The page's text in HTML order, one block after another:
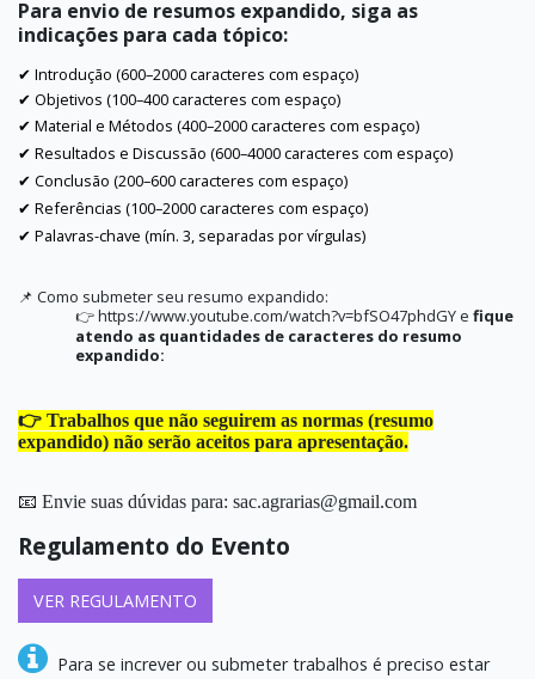
Para envio de resumos expandido, siga as
indicações para cada tópico:
✔ Introdução (600–2000 caracteres com espaço)
✔ Objetivos (100–400 caracteres com espaço)
✔ Material e Métodos (400–2000 caracteres com espaço)
✔ Resultados e Discussão (600–4000 caracteres com espaço)
✔ Conclusão (200–600 caracteres com espaço)
✔ Referências (100–2000 caracteres com espaço)
✔ Palavras-chave (mín. 3, separadas por vírgulas)
📌 Como submeter seu resumo expandido:
👉 https://www.youtube.com/watch?v=bfSO47phdGY e fique
atendo as quantidades de caracteres do resumo
expandido:
👉 Trabalhos que não seguirem as normas (resumo
expandido) não serão aceitos para apresentação.
📧 Envie suas dúvidas para: sac.agrarias@gmail.com
Regulamento do Evento
VER REGULAMENTO
Para se increver ou submeter trabalhos é preciso estar